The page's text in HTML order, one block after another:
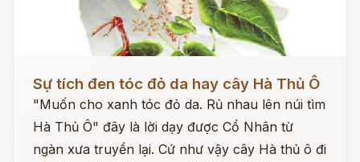
Sự tích đen tóc đỏ da hay cây Hà Thủ Ô
"Muốn cho xanh tóc đỏ da. Rủ nhau lên núi tìm
Hà Thủ Ô" đây là lời dạy được Cổ Nhân từ
ngàn xưa truyền lại. Cứ như vậy cây Hà thủ ô đi